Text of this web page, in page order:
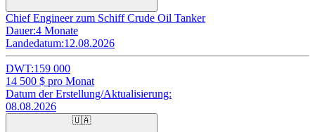
Chief Engineer zum Schiff Crude Oil Tanker
Dauer:4 Monate
Landedatum:12.08.2026
DWT:159 000
14 500 $ pro Monat
Datum der Erstellung/Aktualisierung:
08.08.2026
🇺🇦